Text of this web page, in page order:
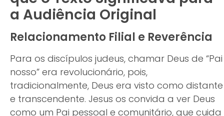
a Audiência Original
Relacionamento Filial e Reverência
Para os discípulos judeus, chamar Deus de “Pai
nosso” era revolucionário, pois,
tradicionalmente, Deus era visto como distante
e transcendente. Jesus os convida a ver Deus
como um Pai pessoal e comunitário, que cuida